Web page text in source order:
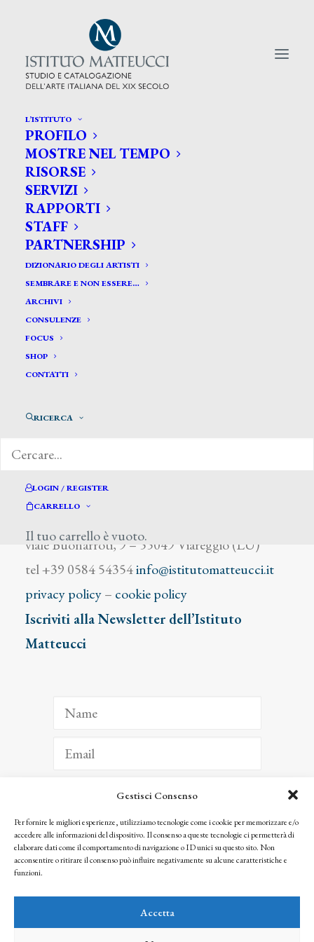
Gestisci Consenso
Per fornire le migliori esperienze, utilizziamo tecnologie come i cookie per memorizzare e/o
accedere alle informazioni del dispositivo. Il consenso a queste tecnologie ci permetterà di
elaborare dati come il comportamento di navigazione o ID unici su questo sito. Non
acconsentire o ritirare il consenso può influire negativamente su alcune caratteristiche e
funzioni.
Accetta
L’ISTITUTO
PROFILO
MOSTRE NEL TEMPO
RISORSE
SERVIZI
RAPPORTI
STAFF
PARTNERSHIP
DIZIONARIO DEGLI ARTISTI
SEMBRARE E NON ESSERE…
ARCHIVI
CONSULENZE
FOCUS
SHOP
CONTATTI
RICERCA
LOGIN / REGISTER
CARRELLO
Il tuo carrello è vuoto.
CERCA TRA GLI ARTISTI:
Search
for:
Niccolai Silvia
viale Buonarroti, 9 – 55049 Viareggio (LU)
tel +39 0584 54354info@istitutomatteucci.it
privacy policy– cookie policy
Iscriviti alla Newsletter dell’Istituto
Matteucci
ISCRIVITI
Facendo clic per iscriverti, riconosci che le tue informazioni saranno trattate
seguendo la nostra Privacy Policy
© 2025 Istituto Matteucci. All right reserved
l’autorizzazione scritta dei proprietari dei diritti e dell’Istituto Matteucci